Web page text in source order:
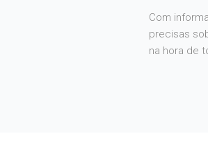
Com
precisas
na hora de